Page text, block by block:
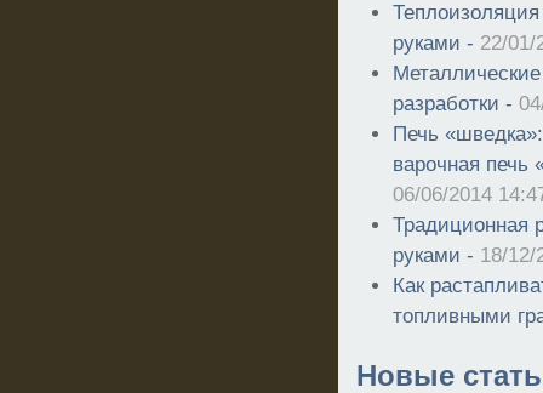
руками - 22/01/
разработки -
Печь
варочная печь
06/06/2014
Традиционная
руками - 18/12/
Как
топливными
Новые